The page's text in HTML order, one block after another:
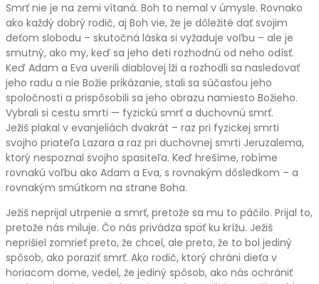
Smrť nie je na zemi vítaná. Boh to nemal v úmysle. Rovnako
ako každý dobrý rodič, aj Boh vie, že je dôležité dať svojim
deťom slobodu – skutočná láska si vyžaduje voľbu – ale je
smutný, ako my, keď sa jeho deti rozhodnú od neho odísť.
Keď Adam a Eva uverili diablovej lži a rozhodli sa nasledovať
jeho radu a nie Božie prikázanie, stali sa súčasťou jeho
spoločnosti a prispôsobili sa jeho obrazu namiesto Božieho.
Vybrali si cestu smrti — fyzickú smrť a duchovnú smrť.
Ježiš plakal v evanjeliách dvakrát – raz pri fyzickej smrti
svojho priateľa Lazara a raz pri duchovnej smrti Jeruzalema,
ktorý nespoznal svojho spasiteľa. Keď hrešíme, robíme
rovnakú voľbu ako Adam a Eva, s rovnakým dôsledkom – a
rovnakým smútkom na strane Boha.
Ježiš neprijal utrpenie a smrť, pretože sa mu to páčilo. Prijal to,
pretože nás miluje. Čo nás privádza späť ku krížu. Ježiš
neprišiel zomrieť preto, že chcel, ale preto, že to bol jediný
spôsob, ako poraziť smrť. Ako rodič, ktorý chráni dieťa v
horiacom dome, vedel, že jediný spôsob, ako nás ochrániť